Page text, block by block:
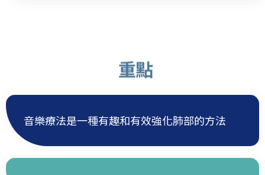
重點
音樂療法是一種有趣和有效強化肺部的方法